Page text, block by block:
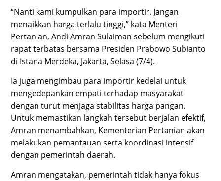
“Nanti kami kumpulkan para importir. Jangan
menaikkan harga terlalu tinggi,” kata Menteri
Pertanian, Andi Amran Sulaiman sebelum mengikuti
rapat terbatas bersama Presiden Prabowo Subianto
di Istana Merdeka, Jakarta, Selasa (7/4).
Ia juga mengimbau para importir kedelai untuk
mengedepankan empati terhadap masyarakat
dengan turut menjaga stabilitas harga pangan.
Untuk memastikan langkah tersebut berjalan efektif,
Amran menambahkan, Kementerian Pertanian akan
melakukan pemantauan serta koordinasi intensif
dengan pemerintah daerah.
Amran mengatakan, pemerintah tidak hanya fokus